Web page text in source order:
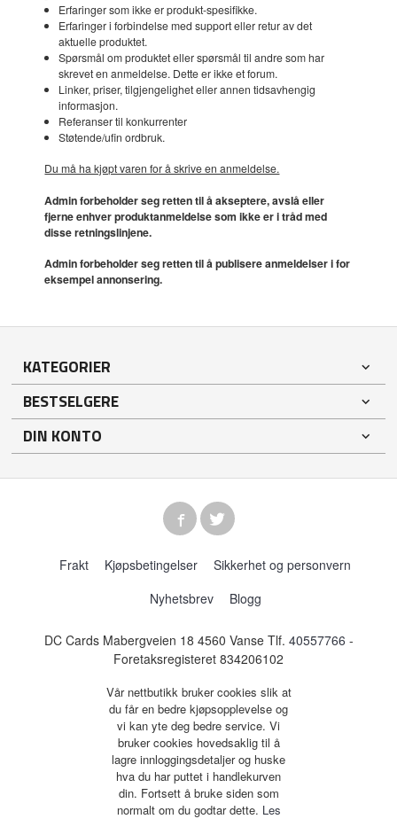
Erfaringer som ikke er produkt-spesifikke.
Erfaringer i forbindelse med support eller retur av det
aktuelle produktet.
Spørsmål om produktet eller spørsmål til andre som har
skrevet en anmeldelse. Dette er ikke et forum.
Linker, priser, tilgjengelighet eller annen tidsavhengig
informasjon.
Referanser til konkurrenter
Støtende/ufin ordbruk.
Du må ha kjøpt varen for å skrive en anmeldelse.
Admin forbeholder seg retten til å akseptere, avslå eller
fjerne enhver produktanmeldelse som ikke er i tråd med
disse retningslinjene.
Admin forbeholder seg retten til å publisere anmeldelser i for
eksempel annonsering.
KATEGORIER
BESTSELGERE
DIN KONTO
Frakt Kjøpsbetingelser
Sikkerhet og personvern
Nyhetsbrev
Blogg
DC Cards Mabergveien 18 4560 Vanse Tlf. 40557766 -
Foretaksregisteret 834206102
Vår nettbutikk bruker cookies slik at
du får en bedre kjøpsopplevelse og
vi kan yte deg bedre service. Vi
bruker cookies hovedsaklig til å
lagre innloggingsdetaljer og huske
hva du har puttet i handlekurven
din. Fortsett å bruke siden som
normalt om du godtar dette. Les